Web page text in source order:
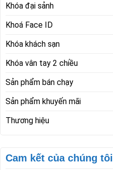
Khóa đại sảnh
Khoá Face ID
Khóa khách sạn
Khóa vân tay 2 chiều
Sản phẩm bán chạy
Sản phẩm khuyến mãi
Thương hiệu
Cam kết của chúng tôi